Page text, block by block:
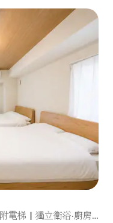
電梯｜獨立衛浴·廚房·